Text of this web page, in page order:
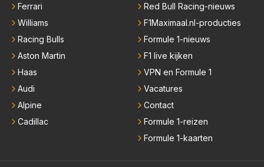
Ferrari
Williams
Racing Bulls
Aston Martin
Haas
Audi
Alpine
Cadillac
Red Bull Racing-nieuws
F1Maximaal.nl-producties
Formule 1-nieuws
F1 live kijken
VPN en Formule 1
Vacatures
Contact
Formule 1-reizen
Formule 1-kaarten